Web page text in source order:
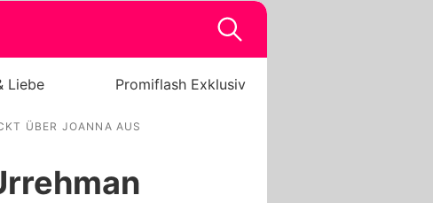
Liebe Promiflash Exklusiv
ÜBER JOANNA AUS